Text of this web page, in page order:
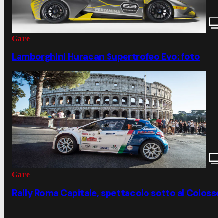
Gare
Lamborghini Huracan Supertrofeo Evo: foto
Gare
Rally Roma Capitale, spettacolo sotto al